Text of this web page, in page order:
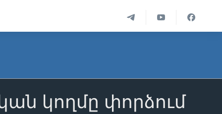
կողմը փորձում